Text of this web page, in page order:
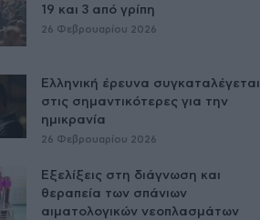
19 και 3 από γρίπη
26 Φεβρουαρίου 2026
Ελληνική έρευνα συγκαταλέγεται
στις σημαντικότερες για την
ημικρανία
26 Φεβρουαρίου 2026
Εξελίξεις στη διάγνωση και
θεραπεία των σπάνιων
αιματολογικών νεοπλασμάτων